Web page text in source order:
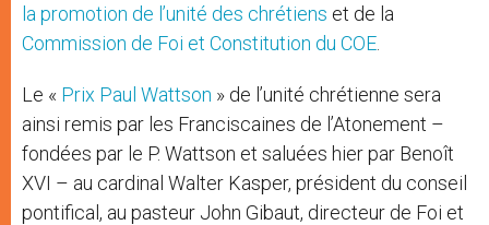
la promotion de l’unité des chrétiens et de la
Commission de Foi et Constitution du COE
Le « Prix Paul Wattson » de l’unité chrétienne sera
ainsi remis par les Franciscaines de l’Atonement –
fondées par le P. Wattson et saluées hier par Benoît
XVI – au cardinal Walter Kasper, président du conseil
pontifical, au pasteur John Gibaut, directeur de Foi et